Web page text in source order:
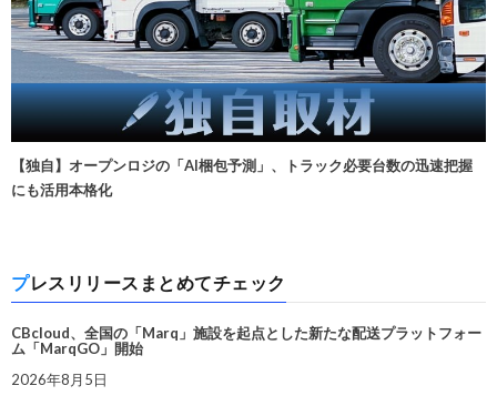
【独自】オープンロジの「AI梱包予測」、トラック必要台数の迅速把握
にも活用本格化
プレスリリースまとめてチェック
CBcloud、全国の「Marq」施設を起点とした新たな配送プラットフォー
ム「MarqGO」開始
2026年8月5日